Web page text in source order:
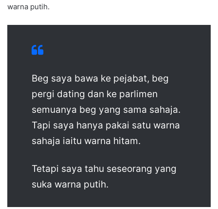
warna putih.
Beg saya bawa ke pejabat, beg
pergi dating dan ke parlimen
semuanya beg yang sama sahaja.
Tapi saya hanya pakai satu warna
sahaja iaitu warna hitam.
Tetapi saya tahu seseorang yang
suka warna putih.